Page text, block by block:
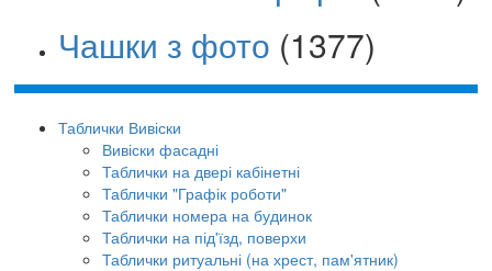
Чашки з фото (1377)
Таблички Вивіски
Вивіски фасадні
Таблички на двері кабінетні
Таблички "Графік роботи"
Таблички номера на будинок
Таблички на під'їзд, поверхи
Таблички ритуальні (на хрест, пам'ятник)